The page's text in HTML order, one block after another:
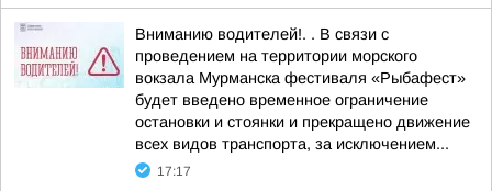
Вниманию водителей!. . В связи с
проведением на территории морского
вокзала Мурманска фестиваля «Рыбафест»
будет введено временное ограничение
остановки и стоянки и прекращено движение
всех видов транспорта, за исключением...
17:17